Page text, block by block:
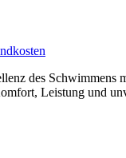
des Schwimmens
Leistung und